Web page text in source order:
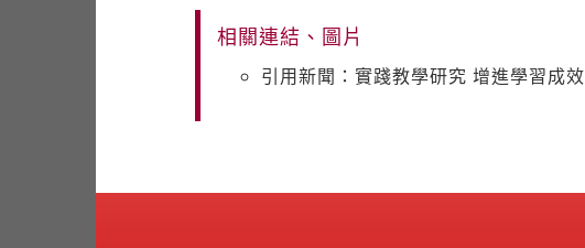
相關連結、圖片
引用新聞：實踐教學研究 增進學習成效